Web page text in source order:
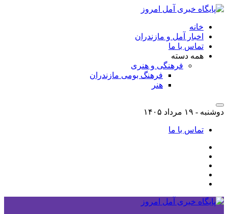
خانه
اخبار آمل و مازندران
تماس با ما
همه دسته
فرهنگی و هنری
فرهنگ بومی مازندران
هنر
دوشنبه - ۱۹ مرداد ۱۴۰۵
تماس با ما